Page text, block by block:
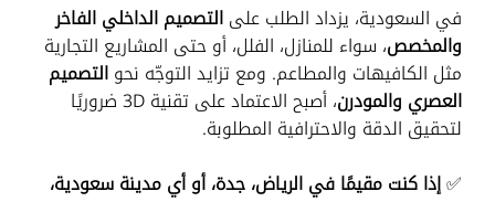
في السعودية، يزداد الطلب علىالتصميم الداخلي الفاخر
والمخصص، سواء للمنازل، الفلل، أو حتى المشاريع التجارية
مثل الكافيهات والمطاعم. ومع تزايد التوجّه نحوالتصميم
العصري والمودرن
، أصبح الاعتماد على تقنية 3D ضروريًا
لتحقيق الدقة والاحترافية المطلوبة.
✅إذا كنت مقيمًا في الرياض، جدة، أو أي مدينة سعودية،